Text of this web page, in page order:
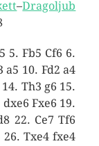
–Dragoljub
5. Fb5 Cf6 6.
a5 10. Fd2 a4
Th3 g6 15.
dxe6 Fxe6 19.
22. Ce7 Tf6
26. Txe4 fxe4